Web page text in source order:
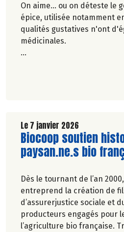
On aime... ou on déteste le
épice, utilisée notamment
qualités gustatives n'ont
médicinales.
Le 7 janvier 2026
Lire la suite de
Biocoop soutien
paysan.ne.s bio
Dès le tournant de l’an
entreprend la création de
d’assurerjustice sociale et
producteurs engagés pour
l’agriculture bio française.